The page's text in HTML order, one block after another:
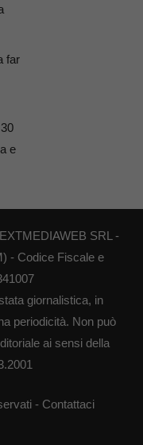
far
e
SRL -
- Codice Fiscale e
giornalistica, in
periodicità. Non può
ai sensi della
- Contattaci